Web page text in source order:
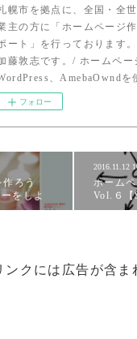
幌市を拠点に、全国・全
主の方に「ホームページ
ート」を行っております
藤敦志です。/ ホームペー
、AmebaOwndを
フォロー
作ろう
をしよ
2016.11.12
ホーム
Vol.６【
クには広告が含ま